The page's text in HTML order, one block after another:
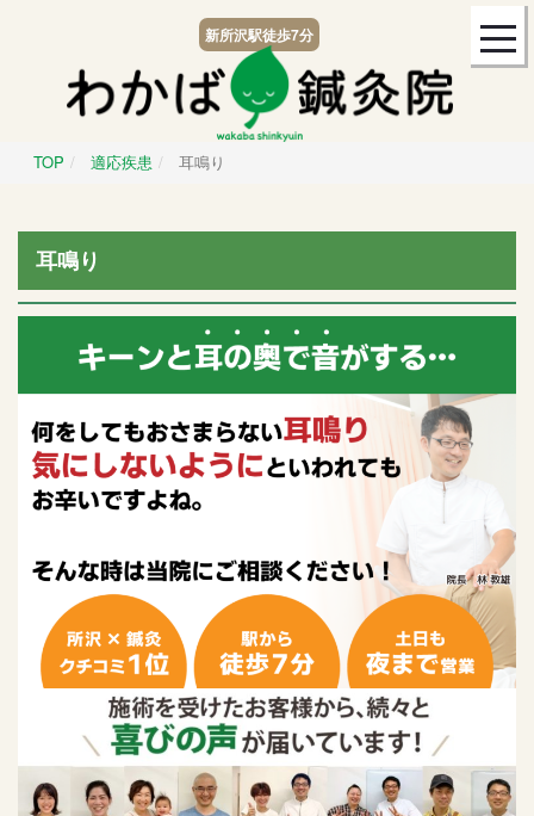
新所沢駅徒歩7分
TOP 適応疾患 耳鳴り
耳鳴り